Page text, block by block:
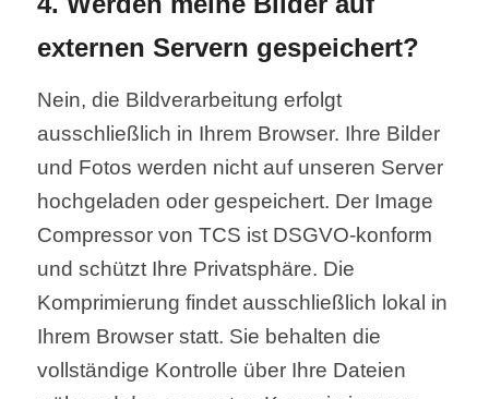
externen Servern gespeichert?
Nein, die Bildverarbeitung erfolgt
ausschließlich in Ihrem Browser. Ihre Bilder
und Fotos werden nicht auf unseren Server
hochgeladen oder gespeichert. Der Image
Compressor von TCS ist DSGVO-konform
und schützt Ihre Privatsphäre. Die
Komprimierung findet ausschließlich lokal in
Ihrem Browser statt. Sie behalten die
vollständige Kontrolle über Ihre Dateien